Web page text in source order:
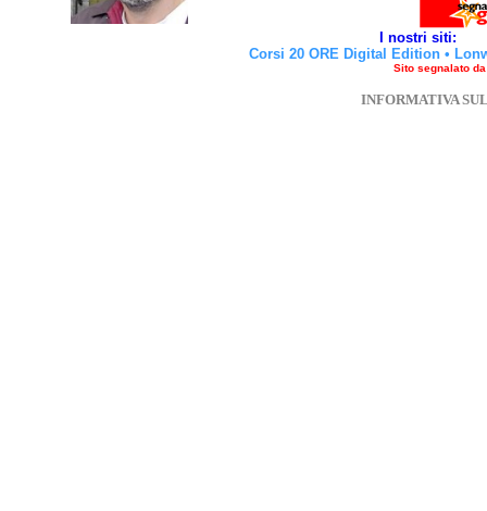
I nostri siti:
Corsi 20 ORE Digital Edition •
Sito segnalato
INFORMATIVA